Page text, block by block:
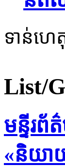
ទាន់ហេ
List/
មន្ទីរព័
«និយាយ